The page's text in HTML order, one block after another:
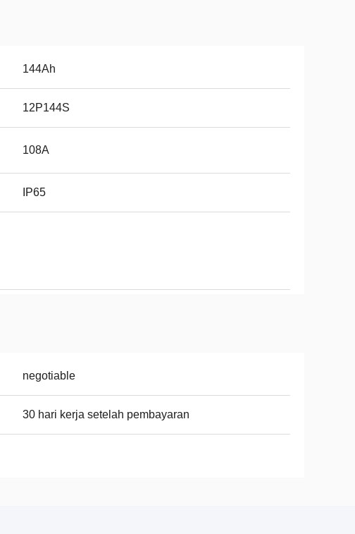
144Ah
12P144S
108A
IP65
negotiable
30 hari kerja setelah pembayaran